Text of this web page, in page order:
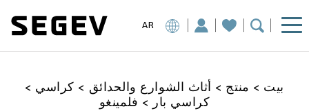
AR
بيت > منتج > أثاث الشوارع والحدائق > كراسي >
كراسي بار > فلمينغو